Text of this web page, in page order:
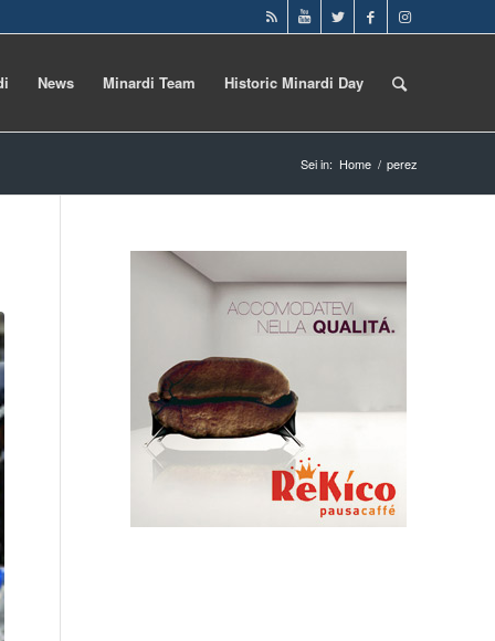
News Minardi Team Historic Minardi Day
Sei in: Home / perez